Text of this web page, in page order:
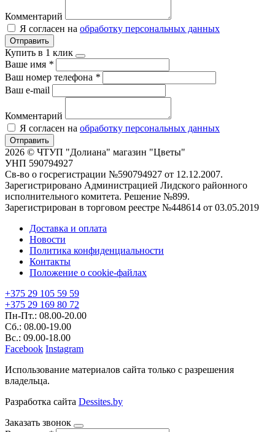
Комментарий
Я согласен на обработку персональных данных
Отправить
Купить в 1 клик
Ваше имя *
Ваш номер телефона *
Ваш e-mail
Комментарий
Я согласен на обработку персональных данных
Отправить
2026 © ЧТУП "Долиана" магазин "Цветы"
УНП 590794927
Св-во о госрегистрации №590794927 от 12.12.2007.
Зарегистрировано Администрацией Лидского районного
исполнительного комитета. Решение №899.
Зарегистрирован в торговом реестре №448614 от 03.05.2019
Доставка и оплата
Новости
Политика конфиденциальности
Контакты
Положение о cookie-файлах
+375 29 105 59 59
+375 29 169 80 72
Пн-Пт.: 08.00-20.00
Сб.: 08.00-19.00
Вс.: 09.00-18.00
Facebook Instagram
Использование материалов сайта только с разрешения
владельца.
Разработка сайта Dessites.by
Заказать звонок